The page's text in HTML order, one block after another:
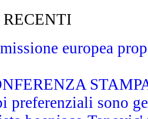
europea
preferenziali sono